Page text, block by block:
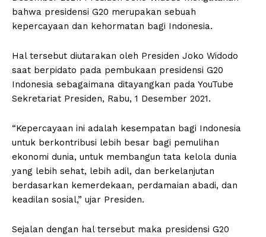
bahwa presidensi G20 merupakan sebuah
kepercayaan dan kehormatan bagi Indonesia.
Hal tersebut diutarakan oleh Presiden Joko Widodo
saat berpidato pada pembukaan presidensi G20
Indonesia sebagaimana ditayangkan pada YouTube
Sekretariat Presiden, Rabu, 1 Desember 2021.
“Kepercayaan ini adalah kesempatan bagi Indonesia
untuk berkontribusi lebih besar bagi pemulihan
ekonomi dunia, untuk membangun tata kelola dunia
yang lebih sehat, lebih adil, dan berkelanjutan
berdasarkan kemerdekaan, perdamaian abadi, dan
keadilan sosial,” ujar Presiden.
Sejalan dengan hal tersebut maka presidensi G20